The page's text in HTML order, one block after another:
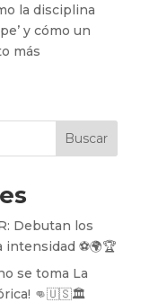
la disciplina
y cómo un
más
Buscar
Debutan los
⚽️🌍🏆
se toma La
👊🇺🇸🏛️